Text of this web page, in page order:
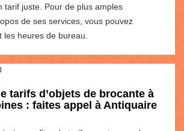
tarif juste. Pour de plus amples
de ses services, vous pouvez
les heures de bureau.
tarifs d’objets de brocante à
: faites appel à Antiquaire